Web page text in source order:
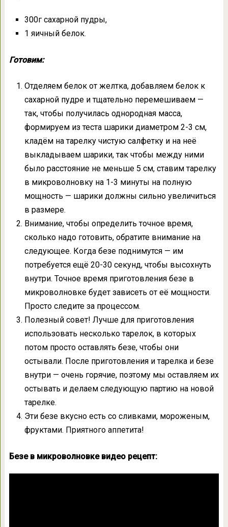
300г сахарной пудры,
1 яичный белок.
Готовим:
Отделяем белок от желтка, добавляем белок к
сахарной пудре и тщательно перемешиваем —
так, чтобы получилась однородная масса,
формируем из теста шарики диаметром 2-3 см,
кладём на тарелку чистую салфетку и на неё
выкладываем шарики, так чтобы между ними
было расстояние не меньше 5 см, ставим тарелку
в микроволновку на 1-3 минуты на полную
мощность — шарики должны сильно увеличиться
в размере.
Внимание, чтобы определить точное время,
сколько надо готовить, обратите внимание на
следующее. Когда безе поднимутся — им
потребуется ещё 20-30 секунд, чтобы высохнуть
внутри. Точное время приготовления безе в
микроволновке будет зависеть от её мощности.
Просто следите за процессом.
Полезный совет! Лучше для приготовления
использовать несколько тарелок, в которых
потом просто оставлять безе, чтобы они
остывали. После приготовления и тарелка и безе
внутри — очень горячие, поэтому мы оставляем их
остывать и делаем следующую партию на новой
тарелке.
Эти безе вкусно есть со сливками, мороженым,
фруктами. Приятного аппетита!
Безе в микроволновке видео рецепт: